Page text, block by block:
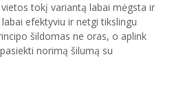
tokį variantą labai mėgsta ir
efektyviu ir netgi tikslingu
šildomas ne oras, o aplink
norimą šilumą su